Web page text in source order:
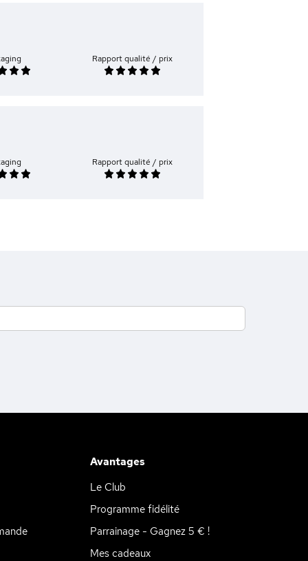
Rapport qualité / prix
Rapport qualité / prix
Avantages
Le Club
Programme fidélité
Parrainage - Gagnez 5 € !
Mes cadeaux